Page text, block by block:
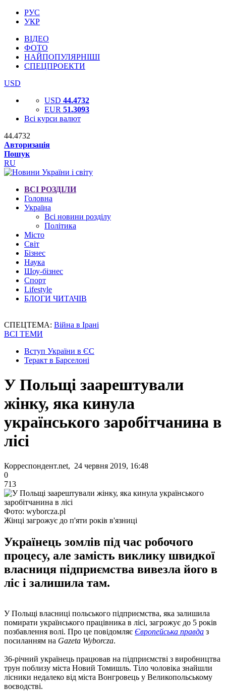
РУС
УКР
ВІДЕО
ФОТО
НАЙПОПУЛЯРНІШІ
СПЕЦПРОЕКТИ
USD
USD 44.4732
EUR 51.3093
Всі курси валют
44.4732
Авторизація
Пошук
RU
ВСІ РОЗДІЛИ
Головна
Україна
Всі новини розділу
Політика
Місто
Світ
Бізнес
Наука
Шоу-бізнес
Спорт
Lifestyle
БЛОГИ ЧИТАЧІВ
СПЕЦТЕМА: Війна в Ірані
ВСІ ТЕМИ
Вступ України в ЄС
Теракт в Барселоні
У Польщі заарештували
жінку, яка кинула
українського заробітчанина в
лісі
Корреспондент.net, 24 червня 2019, 16:48
0
713
Фото: wyborcza.pl
Жінці загрожує до п'яти років в'язниці
Українець зомлів під час робочого
процесу, але замість виклику швидкої
власниця підприємства вивезла його в
ліс і залишила там.
У Польщі власниці польського підприємства, яка залишила
помирати українського працівника в лісі, загрожує до 5 років
позбавлення волі. Про це повідомляє Європейська правда з
посиланням на Gazeta Wyborcza.
36-річний українець працював на підприємстві з виробництва
трун поблизу міста Новий Томишль. Тіло чоловіка знайшли
лісники недалеко від міста Вонгровець у Великопольському
воєводстві.